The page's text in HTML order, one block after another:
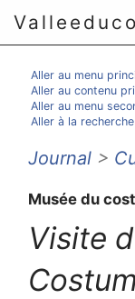
Aller au menu
Aller au contenu
Aller au menu
Aller à la recherche
Journal >
Musée du
Visite